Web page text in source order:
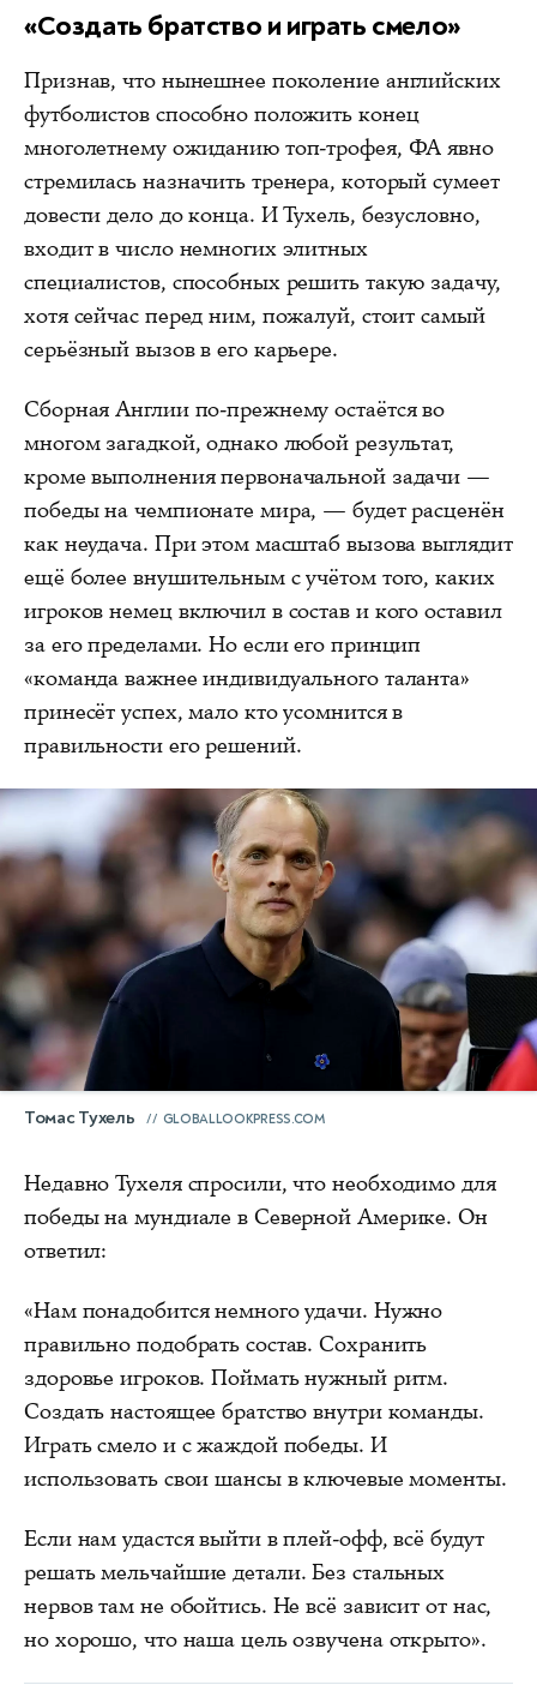
«Создать братство и играть смело»
Признав, что нынешнее поколение английских
футболистов способно положить конец
многолетнему ожиданию топ-трофея, ФА явно
стремилась назначить тренера, который сумеет
довести дело до конца. И Тухель, безусловно,
входит в число немногих элитных
специалистов, способных решить такую задачу,
хотя сейчас перед ним, пожалуй, стоит самый
серьёзный вызов в его карьере.
Сборная Англии по-прежнему остаётся во
многом загадкой, однако любой результат,
кроме выполнения первоначальной задачи —
победы на чемпионате мира, — будет расценён
как неудача. При этом масштаб вызова выглядит
ещё более внушительным с учётом того, каких
игроков немец включил в состав и кого оставил
за его пределами. Но если его принцип
«команда важнее индивидуального таланта»
принесёт успех, мало кто усомнится в
правильности его решений.
Томас Тухель GLOBALLOOKPRESS.COM
Недавно Тухеля спросили, что необходимо для
победы на мундиале в Северной Америке. Он
ответил:
«Нам понадобится немного удачи. Нужно
правильно подобрать состав. Сохранить
здоровье игроков. Поймать нужный ритм.
Создать настоящее братство внутри команды.
Играть смело и с жаждой победы. И
использовать свои шансы в ключевые моменты.
Если нам удастся выйти в плей-офф, всё будут
решать мельчайшие детали. Без стальных
нервов там не обойтись. Не всё зависит от нас,
но хорошо, что наша цель озвучена открыто».